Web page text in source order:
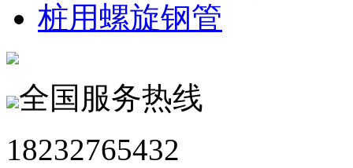
桩用螺旋钢管
全国服务热线
18232765432